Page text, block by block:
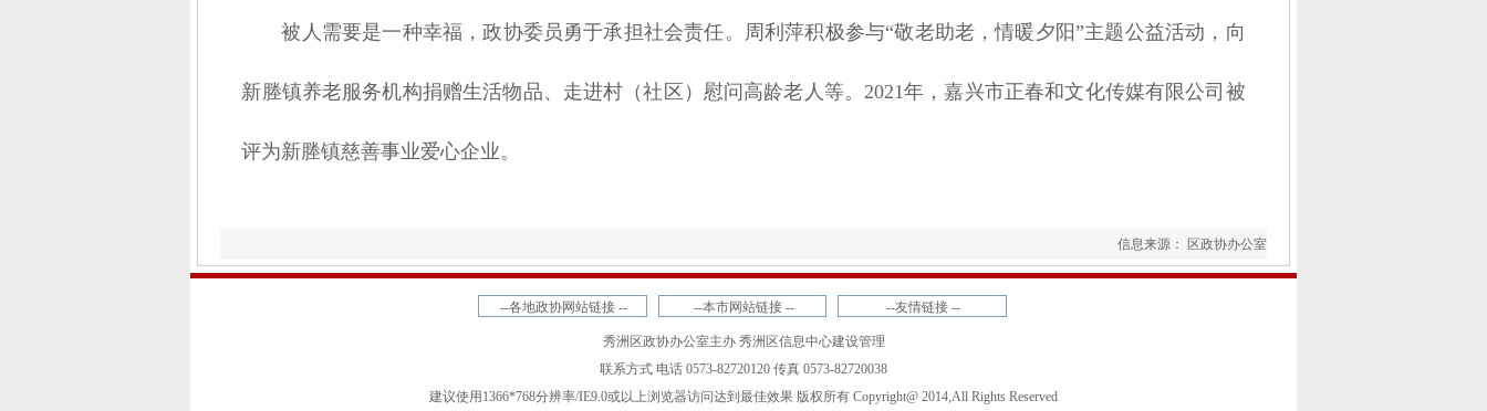
被人需要是一种幸福，政协委员勇于承担社会责任。周利萍积极参与“敬老助老，情暖夕阳”主题公益活动，向
新塍镇养老服务机构捐赠生活物品、走进村（社区）慰问高龄老人等。2021年，嘉兴市正春和文化传媒有限公司被
评为新塍镇慈善事业爱心企业。
信息来源： 区政协办公室
--各地政协网站链接 -- --本市网站链接 -- --友情链接 --
秀洲区政协办公室主办 秀洲区信息中心建设管理
联系方式 电话 0573-82720120 传真 0573-82720038
建议使用1366*768分辨率/IE9.0或以上浏览器访问达到最佳效果 版权所有 Copyright@ 2014,All Rights Reserved